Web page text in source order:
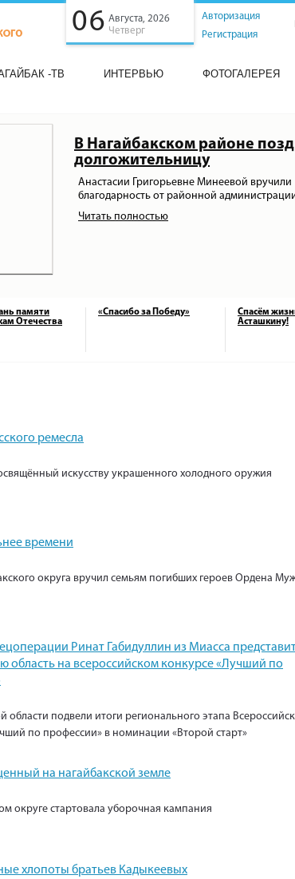
06 Августа, 2026
Четверг
Авторизация
Регистрация
-ТВ ИНТЕРВЬЮ ФОТОГАЛЕРЕЯ
В Нагайбакском районе
долгожительницу
Анастасии Григорьевне Минеевой вручили
благодарность от районной
Читать полностью
памяти
Отечества
«Спасибо за Победу»
Спасём
Асташкину!
ремесла
искусству украшенного холодного оружия
времени
округа вручил семьям погибших героев Ордена
Ринат Габидуллин из Миасса
область на всероссийском конкурсе «Лучший по
области подвели итоги регионального этапа
по профессии» в номинации «Второй старт»
на нагайбакской земле
округе стартовала уборочная кампания
хлопоты братьев Кадыкеевых